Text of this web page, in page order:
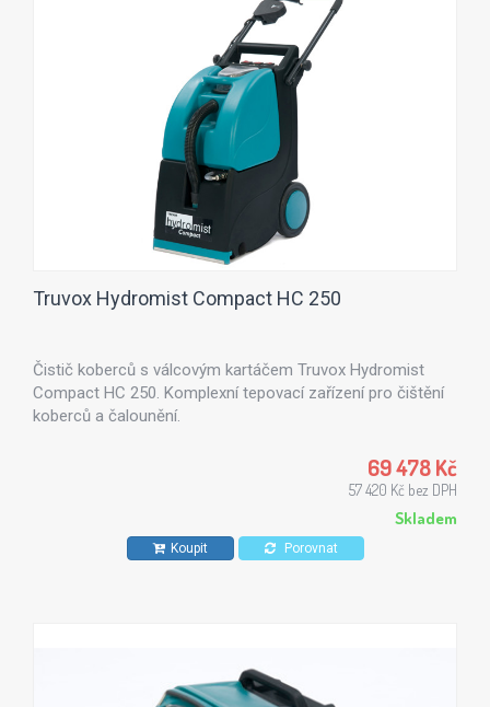
Truvox Hydromist Compact HC 250
Čistič koberců s válcovým kartáčem Truvox Hydromist
Compact HC 250. Komplexní tepovací zařízení pro čištění
koberců a čalounění.
69 478 Kč
57 420 Kč bez DPH
Skladem
Koupit Porovnat